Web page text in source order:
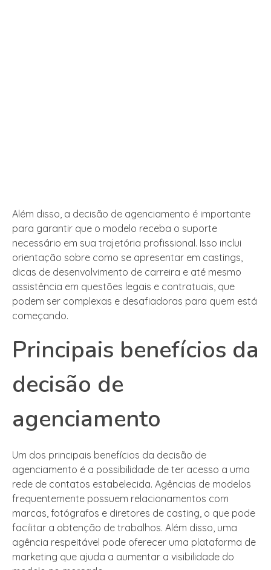
Além disso, a decisão de agenciamento é importante
para garantir que o modelo receba o suporte
necessário em sua trajetória profissional. Isso inclui
orientação sobre como se apresentar em castings,
dicas de desenvolvimento de carreira e até mesmo
assistência em questões legais e contratuais, que
podem ser complexas e desafiadoras para quem está
começando.
Principais benefícios da
decisão de
agenciamento
Um dos principais benefícios da decisão de
agenciamento é a possibilidade de ter acesso a uma
rede de contatos estabelecida. Agências de modelos
frequentemente possuem relacionamentos com
marcas, fotógrafos e diretores de casting, o que pode
facilitar a obtenção de trabalhos. Além disso, uma
agência respeitável pode oferecer uma plataforma de
marketing que ajuda a aumentar a visibilidade do